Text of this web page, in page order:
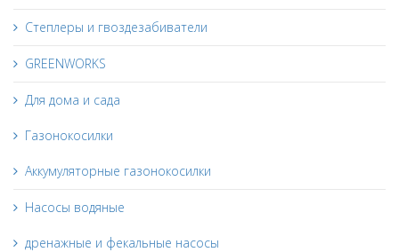
Степлеры и гвоздезабиватели
GREENWORKS
Для дома и сада
Газонокосилки
Аккумуляторные газонокосилки
Насосы водяные
дренажные и фекальные насосы